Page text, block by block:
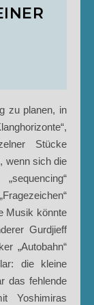
Stücke
wenn sich die
Musik könnte
Gurdjieff
„Autobahn“
die kleine
das fehlende
Yoshimiras